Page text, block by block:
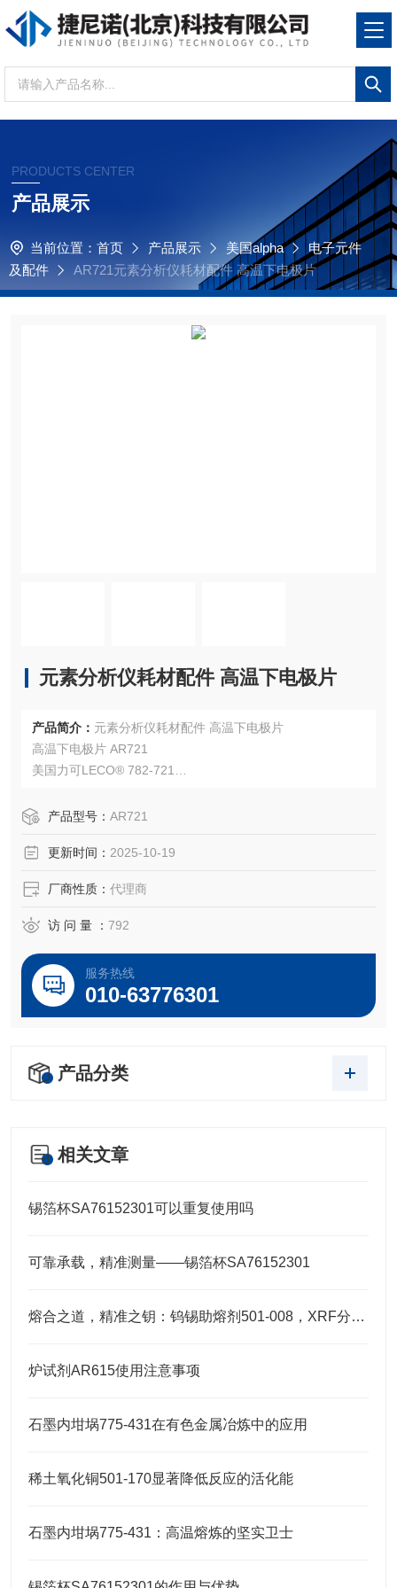
PRODUCTS CENTER
产品展示
当前位置： 首页 产品展示 美国alpha
电子元件
及配件
AR721元素分析仪耗材配件 高温下电极片
元素分析仪耗材配件 高温下电极片
产品简介： 元素分析仪耗材配件 高温下电极片
高温下电极片 AR721
美国力可LECO® 782-721
OEM厂商；我们提供的所有产品都是高质量高性价的，适用
产品型号： AR721
更新时间： 2025-10-19
厂商性质： 代理商
访 问 量 ： 792
服务热线
010-63776301
产品分类
相关文章
锡箔杯SA76152301可以重复使用吗
可靠承载，精准测量——锡箔杯SA76152301
熔合之道，精准之钥：钨锡助熔剂501-008，XRF分析的伴侣
炉试剂AR615使用注意事项
石墨内坩埚775-431在有色金属冶炼中的应用
稀土氧化铜501-170显著降低反应的活化能
石墨内坩埚775-431：高温熔炼的坚实卫士